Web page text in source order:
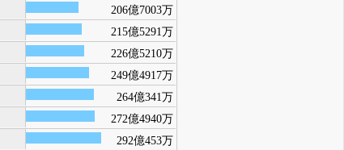
206億7003万
215億5291万
226億5210万
249億4917万
264億341万
272億4940万
292億453万